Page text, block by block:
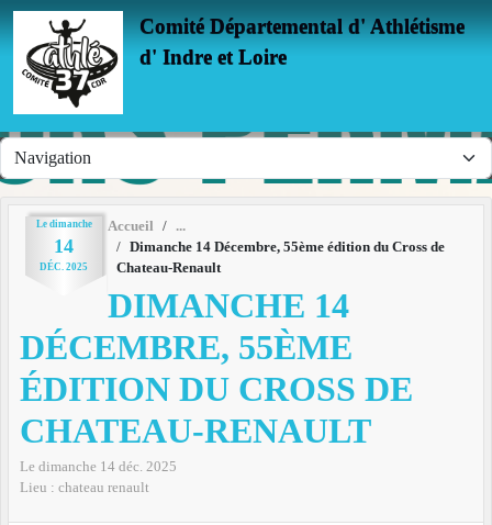
Comité Départemental d' Athlétisme
d' Indre et Loire
Le dimanche
14
DÉC. 2025
Accueil
Dimanche 14 Décembre, 55ème édition du Cross de
Chateau-Renault
DIMANCHE 14
DÉCEMBRE, 55ÈME
ÉDITION DU CROSS DE
CHATEAU-RENAULT
Le dimanche 14 déc. 2025
Lieu : chateau renault
Panneau de gestion des cookies